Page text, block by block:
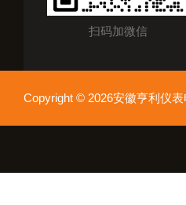
扫码加微信
Copyright © 2026安徽亨利仪